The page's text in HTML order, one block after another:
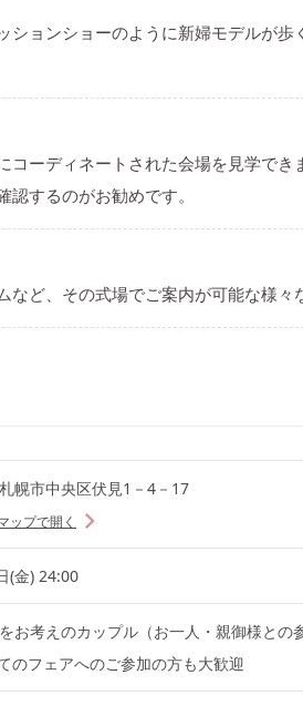
ションショーのように新婦モデルが
ーディネートされた会場を見学で
するのがお勧めです。
ど、その式場でご案内が可能な様々
幌市中央区伏見1－4－17
ップで開く
(金) 24:00
お考えのカップル（お一人・親御様との
のフェアへのご参加の方も大歓迎